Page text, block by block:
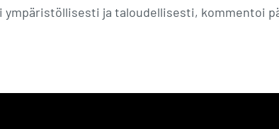
ympäristöllisesti ja taloudellisesti, kommentoi